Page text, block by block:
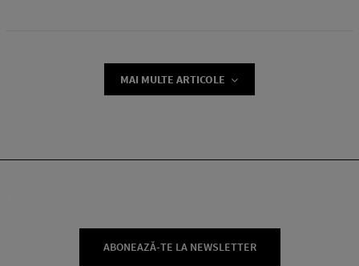
MAI MULTE ARTICOLE
ABONEAZĂ-TE LA NEWSLETTER